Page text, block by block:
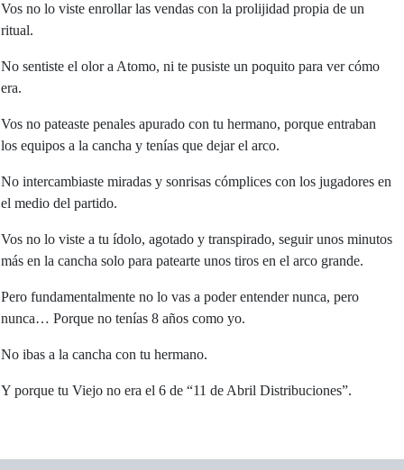
Vos no lo viste enrollar las vendas con la prolijidad propia de un
ritual.
No sentiste el olor a Atomo, ni te pusiste un poquito para ver cómo
era.
Vos no pateaste penales apurado con tu hermano, porque entraban
los equipos a la cancha y tenías que dejar el arco.
No intercambiaste miradas y sonrisas cómplices con los jugadores en
el medio del partido.
Vos no lo viste a tu ídolo, agotado y transpirado, seguir unos minutos
más en la cancha solo para patearte unos tiros en el arco grande.
Pero fundamentalmente no lo vas a poder entender nunca, pero
nunca… Porque no tenías 8 años como yo.
No ibas a la cancha con tu hermano.
Y porque tu Viejo no era el 6 de “11 de Abril Distribuciones”.